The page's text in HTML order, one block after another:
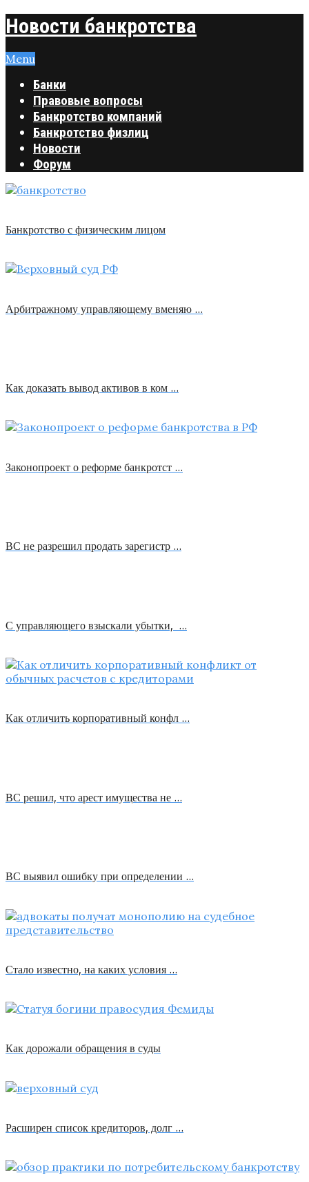
Новости банкротства
Menu
Банки
Правовые вопросы
Банкротство компаний
Банкротство физлиц
Новости
Форум
Банкротство с физическим лицом
Арбитражному управляющему вменяю …
Как доказать вывод активов в ком …
Законопроект о реформе банкротст …
ВС не разрешил продать зарегистр …
С управляющего взыскали убытки, …
Как отличить корпоративный конфл …
ВС решил, что арест имущества не …
ВС выявил ошибку при определении …
Стало известно, на каких условия …
Как дорожали обращения в суды
Расширен список кредиторов, долг …